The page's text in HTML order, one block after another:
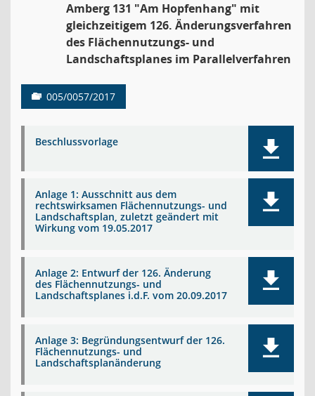
Amberg 131 "Am Hopfenhang" mit
gleichzeitigem 126. Änderungsverfahren
des Flächennutzungs- und
Landschaftsplanes im Parallelverfahren
005/0057/2017
Beschlussvorlage
Anlage 1: Ausschnitt aus dem
rechtswirksamen Flächennutzungs- und
Landschaftsplan, zuletzt geändert mit
Wirkung vom 19.05.2017
Anlage 2: Entwurf der 126. Änderung
des Flächennutzungs- und
Landschaftsplanes i.d.F. vom 20.09.2017
Anlage 3: Begründungsentwurf der 126.
Flächennutzungs- und
Landschaftsplanänderung